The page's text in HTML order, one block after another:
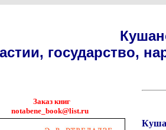
государство,
Заказ книг
notabene_book@list.ru